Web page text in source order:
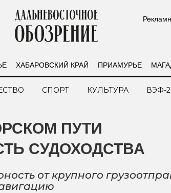
ХАБАРОВСКИЙ КРАЙ ПРИАМУРЬЕ
СПОРТ КУЛЬТУРА ВЭФ-
ПУТИ
СУДОХОДСТВА
от крупного